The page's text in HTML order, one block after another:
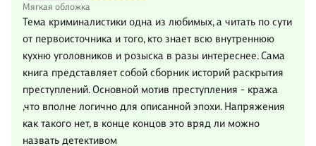
Мягкая обложка
Тема криминалистики одна из любимых, а читать по сути
от первоисточника и того, кто знает всю внутреннюю
кухню уголовников и розыска в разы интереснее. Сама
книга представляет собой сборник историй раскрытия
преступлений. Основной мотив преступления - кража
,что вполне логично для описанной эпохи. Напряжения
как такого нет, в конце концов это вряд ли можно
назвать детективом